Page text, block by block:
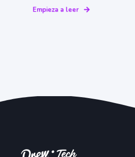
Empieza a leer